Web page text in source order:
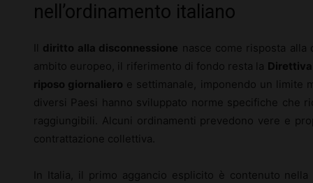
nell’ordinamento italiano
diritto alla disconnessione nasce come risposta
ambito europeo, il riferimento di fondo resta la Direttiva
riposo giornaliero e settimanale, imponendo un limite
diversi Paesi hanno sviluppato norme specifiche che
raggiungibili. Alcuni ordinamenti prevedono vere e
contrattazione collettiva.
In Italia, il primo aggancio esplicito è contenuto